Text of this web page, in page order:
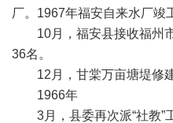
厂。1967年福安自来水厂竣
10月，福安县接收福州市
36名。
12月，甘棠万亩塘堤修建
1966年
3月，县委再次派“社教”